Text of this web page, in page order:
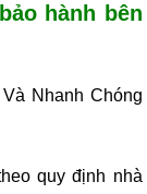
hành bên
Nhanh Chóng
quy định nhà